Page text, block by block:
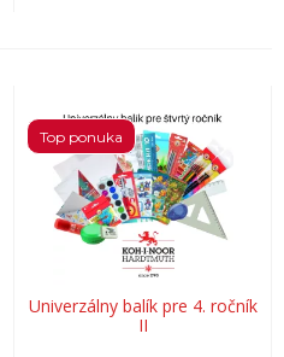
Univerzálny balík pre 4. ročník
II
Top ponuka